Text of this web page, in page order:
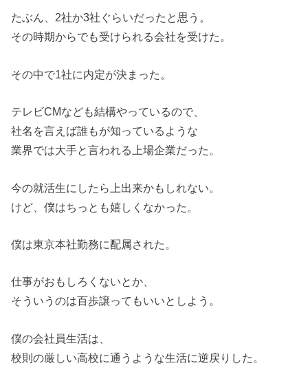
たぶん、2社か3社ぐらいだったと思う。
その時期からでも受けられる会社を受けた。
その中で1社に内定が決まった。
テレビCMなども結構やっているので、
社名を言えば誰もが知っているような
業界では大手と言われる上場企業だった。
今の就活生にしたら上出来かもしれない。
けど、僕はちっとも嬉しくなかった。
僕は東京本社勤務に配属された。
仕事がおもしろくないとか、
そういうのは百歩譲ってもいいとしよう。
僕の会社員生活は、
校則の厳しい高校に通うような生活に逆戻りした。